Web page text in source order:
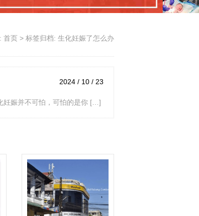
首页 > 标签归档: 生化妊娠了怎么办
2024 / 10 / 23
妊娠并不可怕，可怕的是你 […]